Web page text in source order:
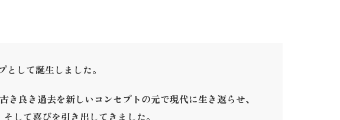
として誕生しました。
良き過去を新しいコンセプトの元で現代に生き返らせ、
して喜びを引き出してきました。